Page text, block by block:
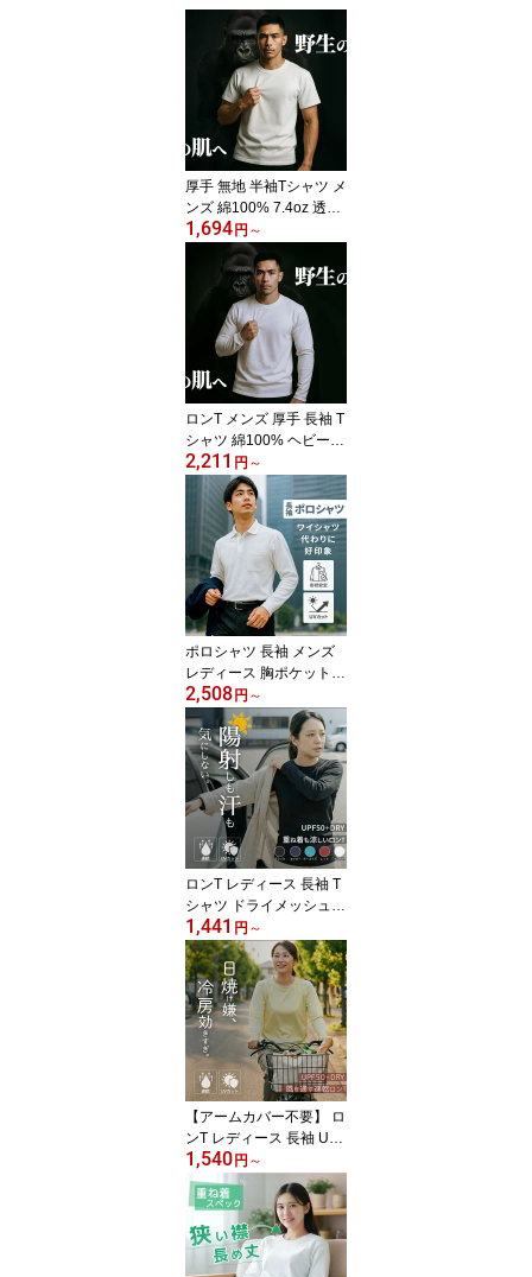
厚手 無地 半袖Tシャツ メ
ンズ 綿100% 7.4oz 透け
ない 丈夫 シンプル オー
バーサイズ 大きいサイズ
S〜3XL 白 黒 ネイビー
ビジネスインナー スポー
ツウェア ウォーキング
夏用 部屋干し対応 ダブ
ルステッチ 首リブ 父の
日 ギフト 1枚・3枚・5枚
セット 男性 tシャツ 0014
8
1,694 円 ～
ロンT メンズ 厚手 長袖 T
シャツ 綿100% ヘビーウ
ェイト 透けない 首 ヨレ
ない 丈夫 無地 シンプル
長袖Tシャツ ロングTシ
ャツ 大きいサイズ イン
ナー クルーネック レイ
ヤード 重ね着 部屋着 ル
ームウェア 作業着 仕事
着 チーム ダンス 衣装 春
秋 冬 白 黒 ネイビー 001
49
2,211 円 ～
ポロシャツ 長袖 メンズ
レディース 胸ポケット付
き 鹿の子 形状安定 UVカ
ット 綿混 厚手 吸汗速乾
無地 SS〜5L ビジネス 仕
事着 作業着 事務服 介護
飲食店 ユニフォーム 制
服 ゴルフ テニス スポー
ツウェア ビズポロ 通学
白 黒 ネイビー 大きいサ
イズ 父の日 ギフト 0016
9
2,508 円 ～
ロンT レディース 長袖 T
シャツ ドライメッシュ
薄手 吸水速乾 UVカット
紫外線対策 日焼け防止
夏 涼しい スポーツウェ
ア アンダーシャツ アン
ダーウェア ジム ヨガ フ
ィットネス ランニング
ウォーキング インナー
ラッシュガード 肌着 無
地 大きいサイズ 白 黒 紺
00352
1,441 円 ～
【アームカバー不要】 ロ
ンT レディース 長袖 UV
カット 吸汗速乾 【袖が
落ちないリブ】 薄手 涼
しい Tシャツ ドライ メッ
シュ クルーネック 紫外
線対策 日焼け防止 運転
ガーデニング 農作業 ウ
1,540 円 ～